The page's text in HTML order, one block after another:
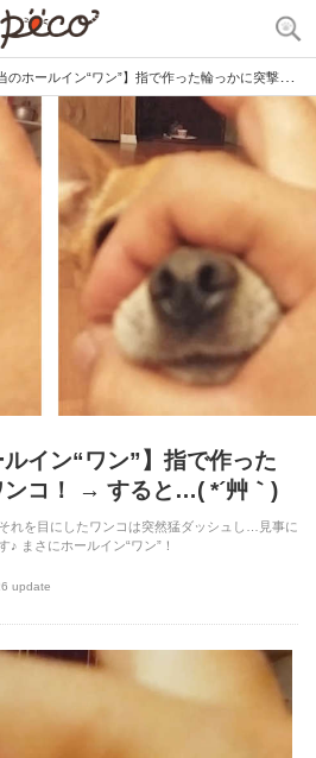
ルイン“ワン”】指で作った輪っかに突撃するワンコ！ → すると…( *´艸｀)
ルイン“ワン”】指で作った
ンコ！ → すると…( *´艸｀)
れを目にしたワンコは突然猛ダッシュし…見事に
まさにホールイン“ワン”！
update